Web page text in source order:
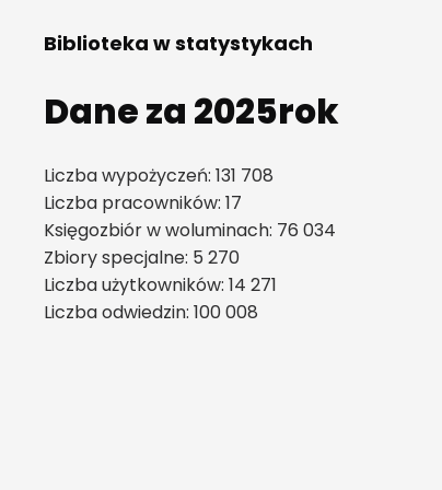
Biblioteka w statystykach
Dane za 2025rok
Liczba wypożyczeń: 131 708
Liczba pracowników: 17
Księgozbiór w woluminach: 76 034
Zbiory specjalne: 5 270
Liczba użytkowników: 14 271
Liczba odwiedzin: 100 008